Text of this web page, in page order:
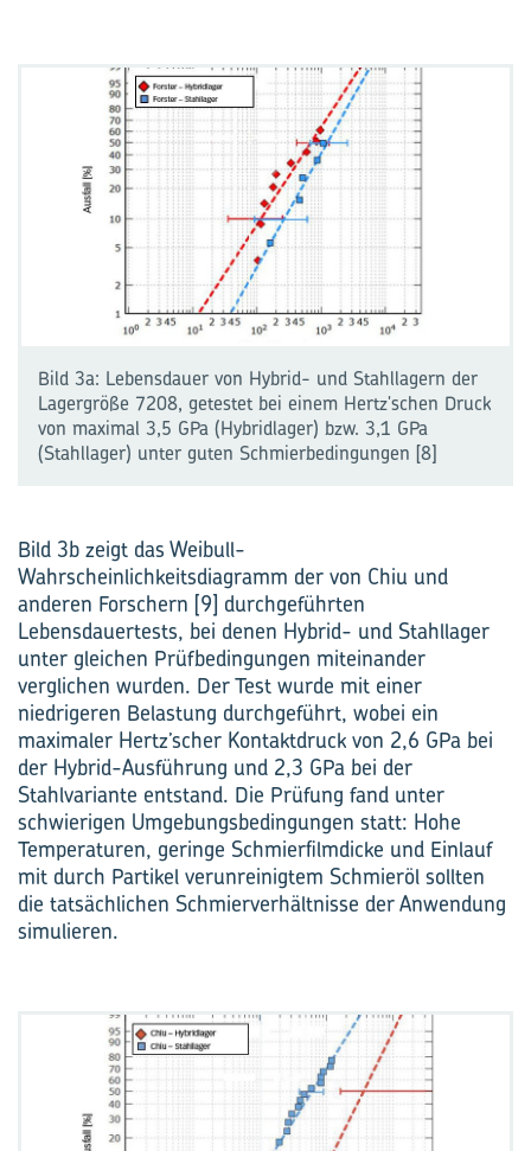
Bild 3a: Lebensdauer von Hybrid- und Stahllagern der
Lagergröße 7208, getestet bei einem Hertz'schen Druck
von maximal 3,5 GPa (Hybridlager) bzw. 3,1 GPa
(Stahllager) unter guten Schmierbedingungen [8]
Bild 3b zeigt das Weibull-
Wahrscheinlichkeitsdiagramm der von Chiu und
anderen Forschern [9] durchgeführten
Lebensdauertests, bei denen Hybrid- und Stahllager
unter gleichen Prüfbedingungen miteinander
verglichen wurden. Der Test wurde mit einer
niedrigeren Belastung durchgeführt, wobei ein
maximaler Hertz’scher Kontaktdruck von 2,6 GPa bei
der Hybrid-Ausführung und 2,3 GPa bei der
Stahlvariante entstand. Die Prüfung fand unter
schwierigen Umgebungsbedingungen statt: Hohe
Temperaturen, geringe Schmierfilmdicke und Einlauf
mit durch Partikel verunreinigtem Schmieröl sollten
die tatsächlichen Schmierverhältnisse der Anwendung
simulieren.